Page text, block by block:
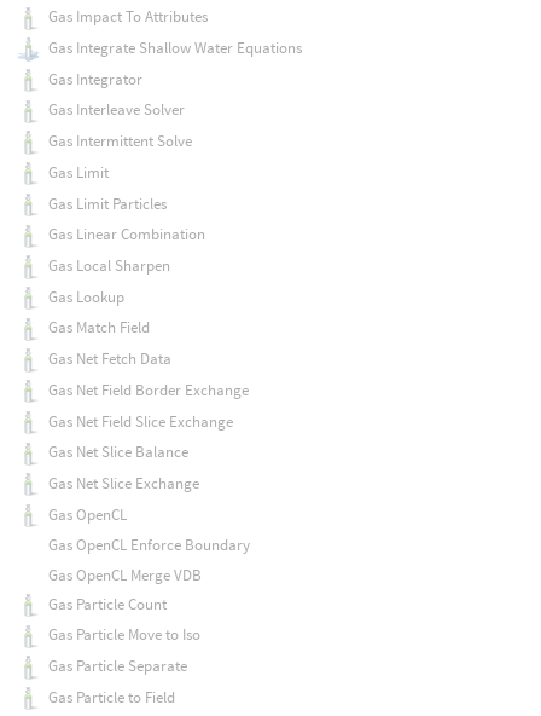
Gas Impact To Attributes
Gas Integrate Shallow Water Equations
Gas Integrator
Gas Interleave Solver
Gas Intermittent Solve
Gas Limit
Gas Limit Particles
Gas Linear Combination
Gas Local Sharpen
Gas Lookup
Gas Match Field
Gas Net Fetch Data
Gas Net Field Border Exchange
Gas Net Field Slice Exchange
Gas Net Slice Balance
Gas Net Slice Exchange
Gas OpenCL
Gas OpenCL Enforce Boundary
Gas OpenCL Merge VDB
Gas Particle Count
Gas Particle Move to Iso
Gas Particle Separate
Gas Particle to Field